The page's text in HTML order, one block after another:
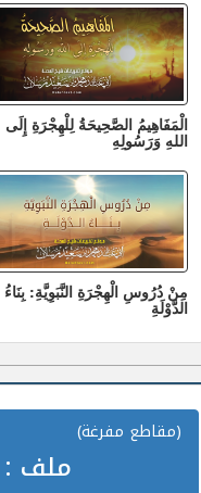
الْمَفَاهِيمُ الصَّحِيحَةُ لِلْهِجْرَةِ إِلَى
اللهِ وَرَسُولِهِ
مِنْ دُرُوسِ الْهِجْرَةِ النَّبَوِيَّةِ: بِنَاءُ
الدَّوْلَةِ
(مقاطع مفرغة)
ملف :